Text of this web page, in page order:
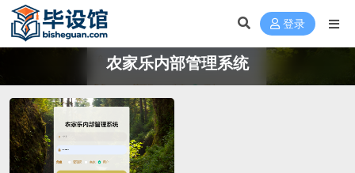
登录
农家乐内部管理系统